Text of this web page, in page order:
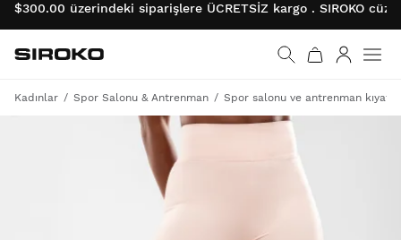
$300.00 üzerindeki siparişlere ÜCRETSİZ kargo . SIROKO
Ana sayfaya git
Siroko.com
Kadınlar Spor Salonu & Antrenman Spor salonu ve antrenman